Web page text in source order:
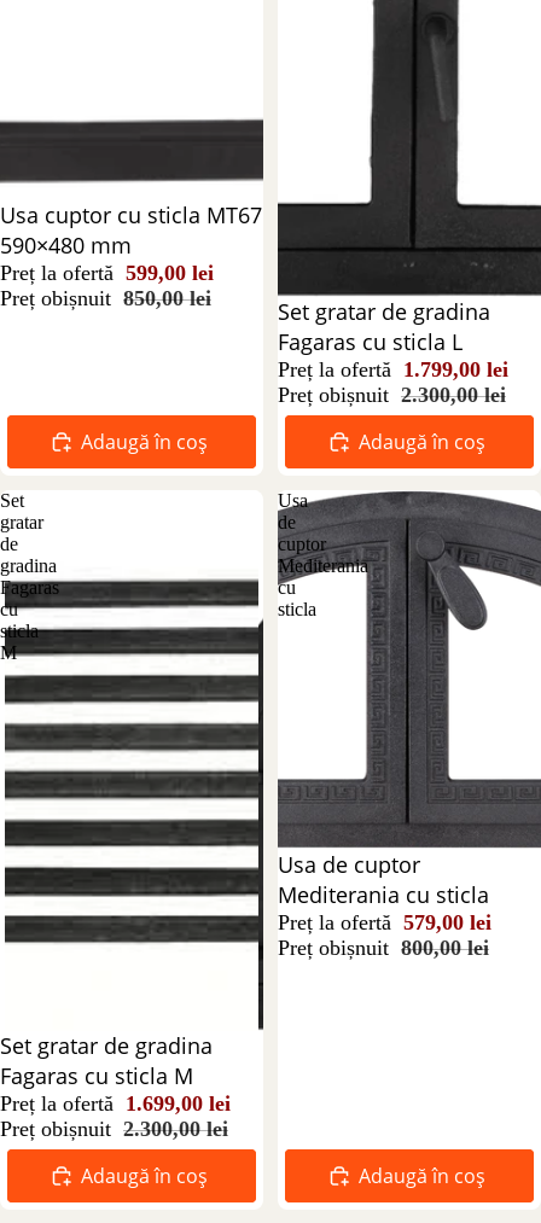
Reducere 30%
Usa cuptor cu sticla MT67
590×480 mm
Preț la ofertă 599,00 lei
Preț obișnuit 850,00 lei
Adaugă în coș
Reducere 22%
Set gratar de gradina
Fagaras cu sticla L
Preț la ofertă 1.799,00 lei
Preț obișnuit 2.300,00 lei
Adaugă în coș
Set
gratar
de
gradina
Fagaras
cu
sticla
M
Reducere 26%
Set gratar de gradina
Fagaras cu sticla M
Preț la ofertă 1.699,00 lei
Preț obișnuit 2.300,00 lei
Adaugă în coș
Usa
de
cuptor
Mediterania
cu
sticla
Reducere 28%
Usa de cuptor
Mediterania cu sticla
Preț la ofertă 579,00 lei
Preț obișnuit 800,00 lei
Adaugă în coș